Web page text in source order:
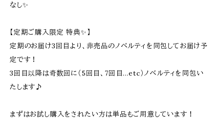
なし✨
【定期ご購入限定 特典✨】
定期のお届け3回目より、非売品のノベルティを同包してお届け予
定です！
3回目以降は奇数回に（5回目、7回目…etc）ノベルティを同包い
たします♪
まずはお試し購入をされたい方は単品もご用意しています！